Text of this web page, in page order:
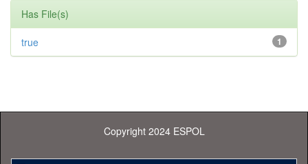
Has File(s)
1
true
Copyright 2024 ESPOL